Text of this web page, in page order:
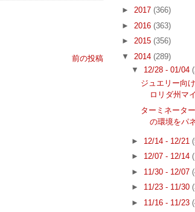
前の投稿
► 2017 (366)
► 2016 (363)
► 2015 (356)
▼ 2014 (289)
▼ 12/28 - 01/04
ジュエリー向
ロリダ州マ
ターミネータ
の環境をパ
► 12/14 - 12/21
► 12/07 - 12/14
► 11/30 - 12/07
► 11/23 - 11/30
► 11/16 - 11/23